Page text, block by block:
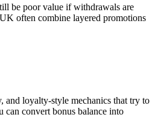
be poor value if withdrawals are
often combine layered promotions
and loyalty-style mechanics that try to
can convert bonus balance into